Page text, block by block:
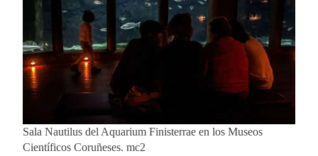
Sala Nautilus del Aquarium Finisterrae en los Museos
Científicos Coruñeses. mc2